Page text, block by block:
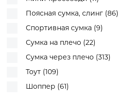
Оранжевый (15)
Разные цвета (3)
Розовый (78)
Розовый/Серый (1)
Салатовый (1)
Серебристый (11)
Серый (21)
Поясная сумка, слинг (86)
Спортивная сумка (9)
Сумка на плечо (22)
Сумка через плечо (313)
Тоут (109)
Шоппер (61)